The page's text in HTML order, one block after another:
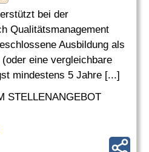
bei der
Qualitätsmanagement
Ausbildung als
eine vergleichbare
mindestens 5 Jahre [...]
STELLENANGEBOT